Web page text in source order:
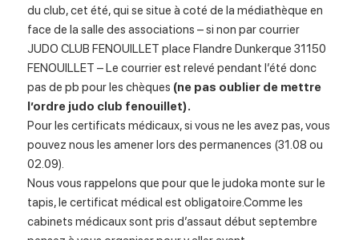
du club, cet été, qui se situe à coté de la médiathèque en
face de la salle des associations – si non par courrier
JUDO CLUB FENOUILLET place Flandre Dunkerque 31150
FENOUILLET – Le courrier est relevé pendant l’été donc
pas de pb pour les chèques (ne pas oublier de mettre
l’ordre judo club fenouillet).
Pour les certificats médicaux, si vous ne les avez pas, vous
pouvez nous les amener lors des permanences (31.08 ou
02.09).
Nous vous rappelons que pour que le judoka monte sur le
tapis, le certificat médical est obligatoire.Comme les
cabinets médicaux sont pris d’assaut début septembre